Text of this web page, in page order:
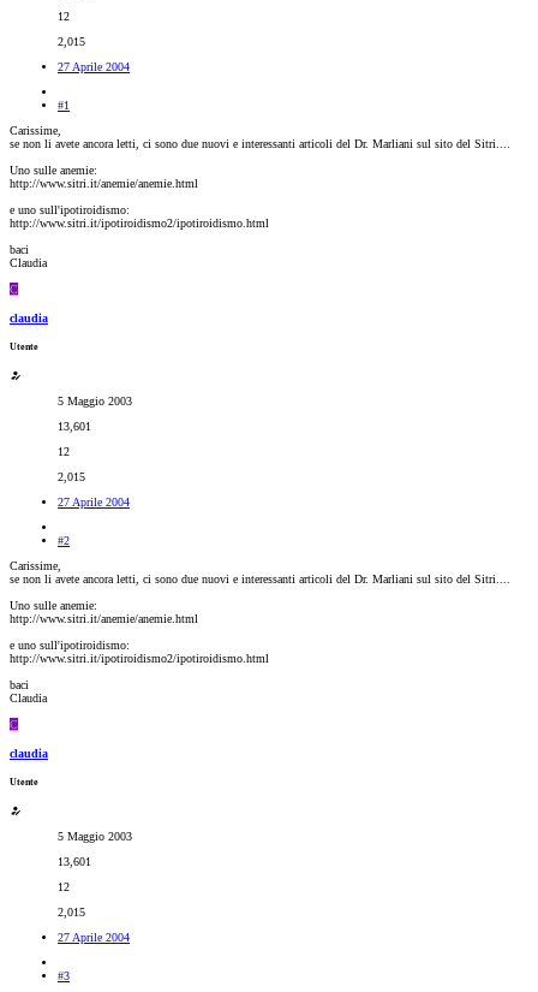
12
2,015
27 Aprile 2004
#1
Carissime,
se non li avete ancora letti, ci sono due nuovi e interessanti articoli del Dr. Marliani sul sito del Sitri....
Uno sulle anemie:
http://www.sitri.it/anemie/anemie.html
e uno sull'ipotiroidismo:
http://www.sitri.it/ipotiroidismo2/ipotiroidismo.html
baci
Claudia
C
claudia
Utente
5 Maggio 2003
13,601
12
2,015
27 Aprile 2004
#2
Carissime,
se non li avete ancora letti, ci sono due nuovi e interessanti articoli del Dr. Marliani sul sito del Sitri....
Uno sulle anemie:
http://www.sitri.it/anemie/anemie.html
e uno sull'ipotiroidismo:
http://www.sitri.it/ipotiroidismo2/ipotiroidismo.html
baci
Claudia
C
claudia
Utente
5 Maggio 2003
13,601
12
2,015
27 Aprile 2004
#3